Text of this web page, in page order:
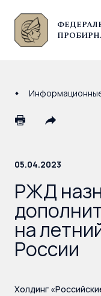
© Федеральная
05.04.2023
РЖД
на
России
Холдинг